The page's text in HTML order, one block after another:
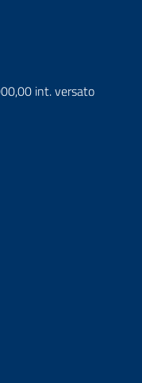
int. versato